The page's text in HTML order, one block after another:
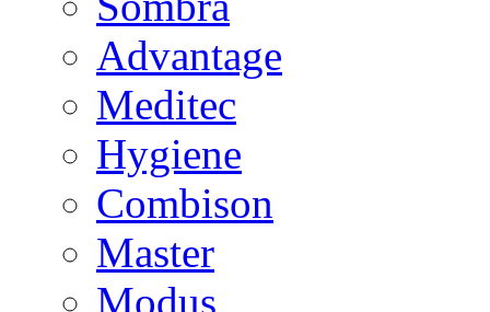
Advantage
Meditec
Hygiene
Combison
Master
Modus